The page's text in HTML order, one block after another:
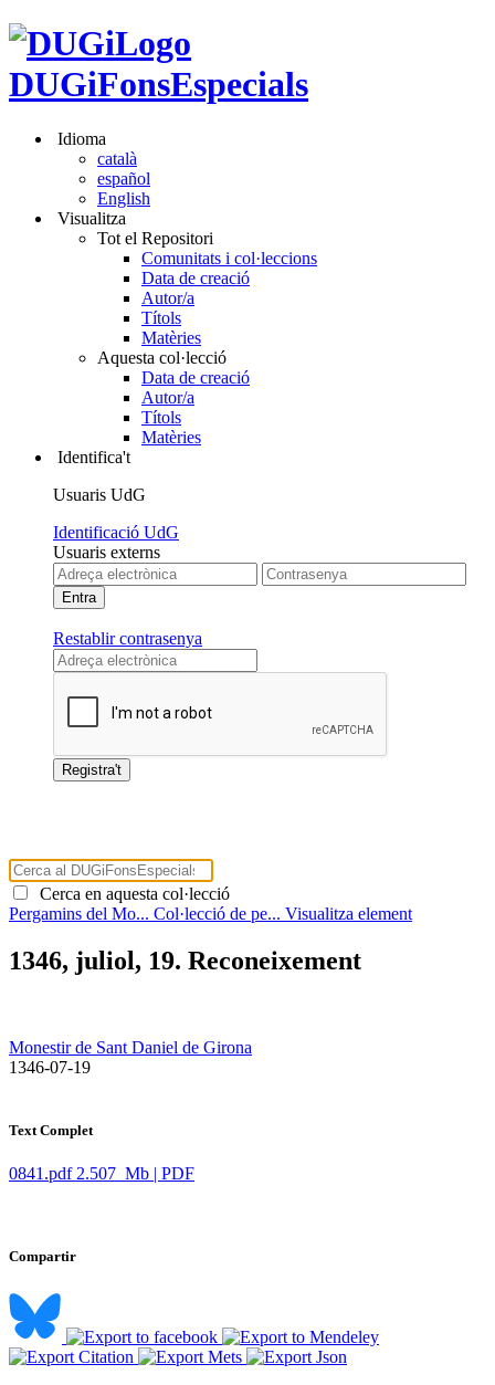
DUGiFonsEspecials
Idioma
català
español
English
Visualitza
Tot el Repositori
Comunitats i col·leccions
Data de creació
Autor/a
Títols
Matèries
Aquesta col·lecció
Data de creació
Autor/a
Títols
Matèries
Identifica't
Usuaris UdG
Identificació UdG
Usuaris externs
Restablir contrasenya
Cerca en aquesta col·lecció
Pergamins del Mo... Col·lecció de pe... Visualitza element
1346, juliol, 19. Reconeixement
Monestir de Sant Daniel de Girona
​ 1346-07-19
Text Complet
0841.pdf 2.507 Mb | PDF
Compartir